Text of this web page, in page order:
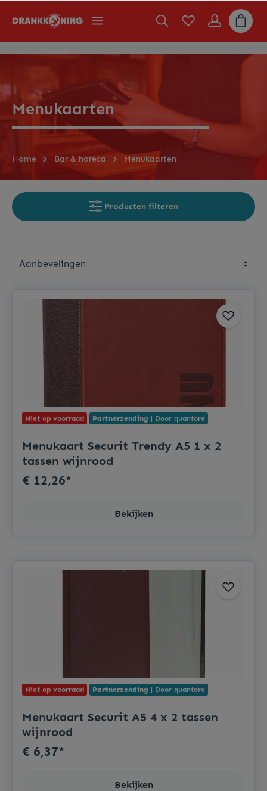
Menukaarten
Home Bar & horeca Menukaarten
Producten filteren
Niet op voorraad Partnerzending | Door quantore
Menukaart Securit Trendy A5 1 x 2
tassen wijnrood
€ 12,26*
Bekijken
Niet op voorraad Partnerzending | Door quantore
Menukaart Securit A5 4 x 2 tassen
wijnrood
€ 6,37*
Bekijken